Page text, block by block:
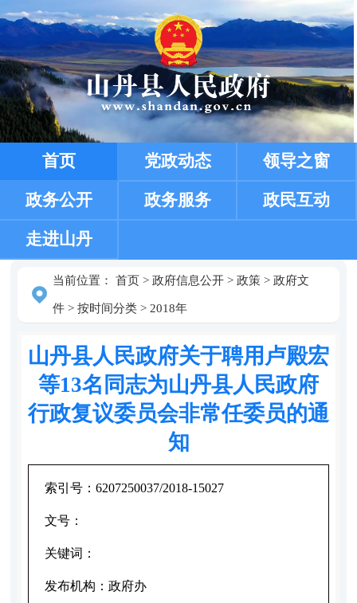
首页 党政动态 领导之窗
政务公开 政务服务 政民互动
走进山丹
当前位置： 首页> 政府信息公开> 政策> 政府文
件> 按时间分类> 2018年
山丹县人民政府关于聘用卢殿宏
等13名同志为山丹县人民政府
行政复议委员会非常任委员的通
知
索引号： 6207250037/2018-15027
文号：
关键词：
发布机构： 政府办